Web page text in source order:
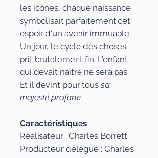
les icônes, chaque naissance
symbolisait parfaitement cet
espoir d'un avenir immuable.
Un jour, le cycle des choses
prit brutalement fin. L'enfant
qui devait naître ne sera pas.
Et il devint pour tous sa
majesté profane.
Caractéristiques
Réalisateur : Charles Borrett
Producteur délégué : Charles